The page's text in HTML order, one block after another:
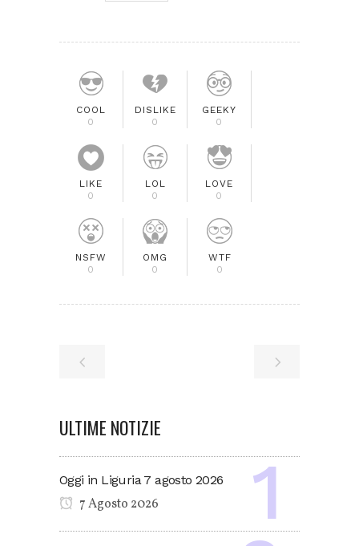
COOL
0
DISLIKE
0
GEEKY
0
LIKE
0
LOL
0
LOVE
0
NSFW
0
OMG
0
WTF
0
ULTIME NOTIZIE
Oggi in Liguria 7 agosto 2026
7 Agosto 2026